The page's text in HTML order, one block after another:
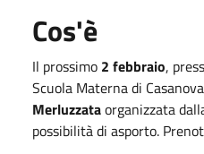
Cos'è
Il prossimo 2 febbraio,
Scuola Materna di
Merluzzataorganizzata
possibilità di asporto.